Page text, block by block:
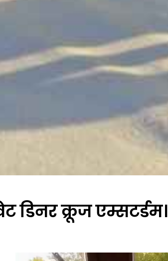
डिनर क्रूज एम्सटर्डम।